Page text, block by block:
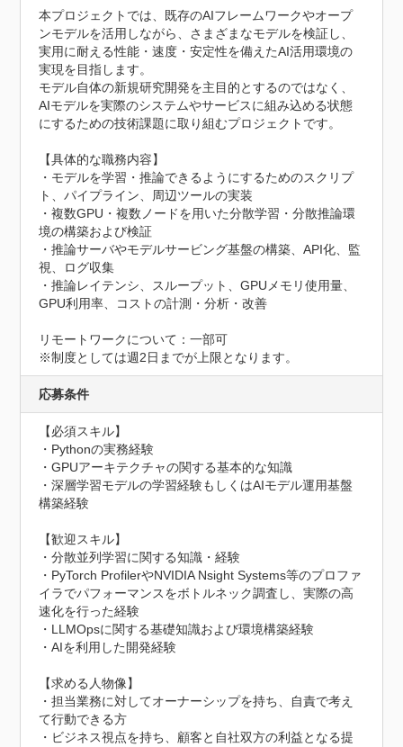
本プロジェクトでは、既存のAIフレームワークやオープ
ンモデルを活用しながら、さまざまなモデルを検証し、
実用に耐える性能・速度・安定性を備えたAI活用環境の
実現を目指します。
モデル自体の新規研究開発を主目的とするのではなく、
AIモデルを実際のシステムやサービスに組み込める状態
にするための技術課題に取り組むプロジェクトです。
【具体的な職務内容】
・モデルを学習・推論できるようにするためのスクリプ
ト、パイプライン、周辺ツールの実装
・複数GPU・複数ノードを用いた分散学習・分散推論環
境の構築および検証
・推論サーバやモデルサービング基盤の構築、API化、監
視、ログ収集
・推論レイテンシ、スループット、GPUメモリ使用量、
GPU利用率、コストの計測・分析・改善
リモートワークについて：一部可
※制度としては週2日までが上限となります。
応募条件
【必須スキル】
・Pythonの実務経験
・GPUアーキテクチャの関する基本的な知識
・深層学習モデルの学習経験もしくはAIモデル運用基盤
構築経験
【歓迎スキル】
・分散並列学習に関する知識・経験
・PyTorch ProfilerやNVIDIA Nsight Systems等のプロファ
イラでパフォーマンスをボトルネック調査し、実際の高
速化を行った経験
・LLMOpsに関する基礎知識および環境構築経験
・AIを利用した開発経験
【求める人物像】
・担当業務に対してオーナーシップを持ち、自責で考え
て行動できる方
・ビジネス視点を持ち、顧客と自社双方の利益となる提